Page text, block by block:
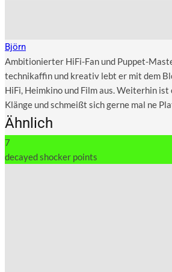
Björn
Ambitionierter HiFi-Fan und Puppet-
technikaffin und kreativ lebt er mit dem
HiFi, Heimkino und Film aus. Weiterhin
Klänge und schmeißt sich gerne mal ne
Ähnlich
7
decayed shocker points